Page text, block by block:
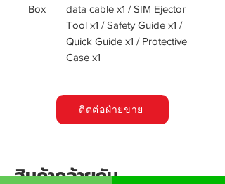
Box
data cable x1 / SIM Ejector
Tool x1 / Safety Guide x1 /
Quick Guide x1 / Protective
Case x1
ติตต่อฝ่ายขาย
สินค้าคล้ายกัน